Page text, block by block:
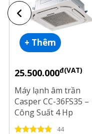
+ Thêm
25.500.000đ(VAT)
Máy lạnh âm trần
Casper CC-36FS35 –
Công Suất 4 Hp
44